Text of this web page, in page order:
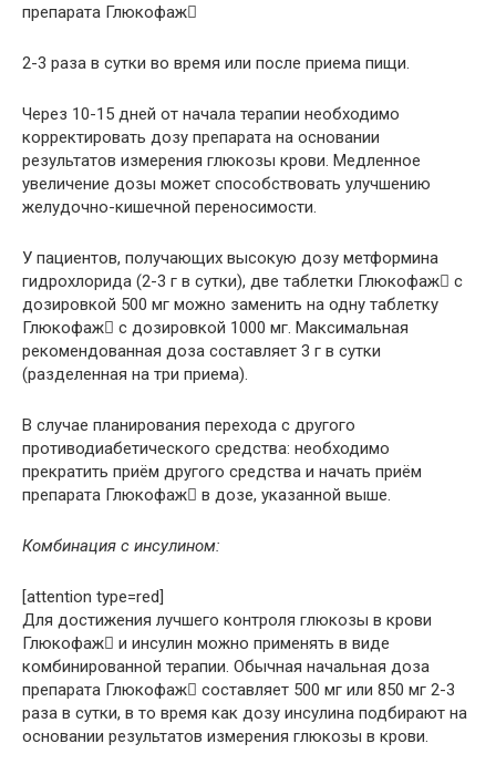
препарата Глюкофаж
2-3 раза в сутки во время или после приема пищи.
Через 10-15 дней от начала терапии необходимо
корректировать дозу препарата на основании
результатов измерения глюкозы крови. Медленное
увеличение дозы может способствовать улучшению
желудочно-кишечной переносимости.
У пациентов, получающих высокую дозу метформина
гидрохлорида (2-3 г в сутки), две таблетки Глюкофаж с
дозировкой 500 мг можно заменить на одну таблетку
Глюкофаж с дозировкой 1000 мг. Максимальная
рекомендованная доза составляет 3 г в сутки
(разделенная на три приема).
В случае планирования перехода с другого
противодиабетического средства: необходимо
прекратить приём другого средства и начать приём
препарата Глюкофаж в дозе, указанной выше.
Комбинация с инсулином:
[attention type=red]
Для достижения лучшего контроля глюкозы в крови
Глюкофаж и инсулин можно применять в виде
комбинированной терапии. Обычная начальная доза
препарата Глюкофаж составляет 500 мг или 850 мг 2-3
раза в сутки, в то время как дозу инсулина подбирают на
основании результатов измерения глюкозы в крови.